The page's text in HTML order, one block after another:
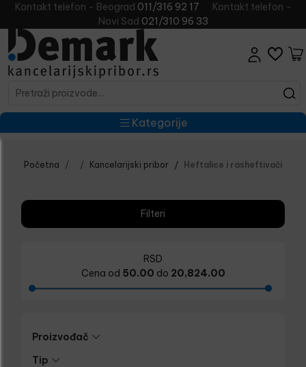
Kontakt telefon - Beograd 011/316 92 17
Kontakt telefon -
Novi Sad 021/310 96 33
Kategorije
Početna Kancelarijski pribor Heftalice i rasheftivači
Filteri
RSD
Cena od 50.00 do 20,824.00
Proizvođač
Tip